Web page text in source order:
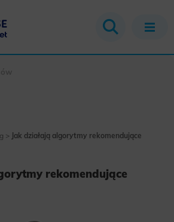
> Jak działają algorytmy rekomendujące
rekomendujące